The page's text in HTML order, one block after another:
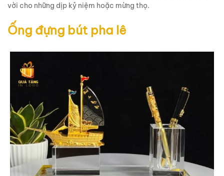
vời cho những dịp kỷ niệm hoặc mừng thọ.
Ống đựng bút pha lê